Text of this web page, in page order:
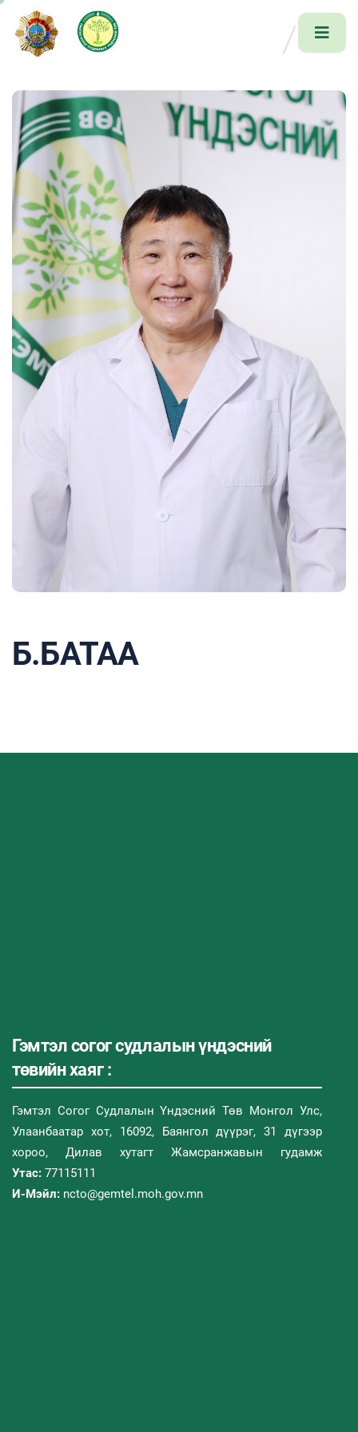
Б.БАТАА
Гэмтэл согог судлалын үндэсний
төвийн хаяг :
Гэмтэл Согог Судлалын Үндэсний Төв Монгол Улс,
Улаанбаатар хот, 16092, Баянгол дүүрэг, 31 дүгээр
хороо, Дилав хутагт Жамсранжавын гудамж
Утас: 77115111
И-Мэйл: ncto@gemtel.moh.gov.mn